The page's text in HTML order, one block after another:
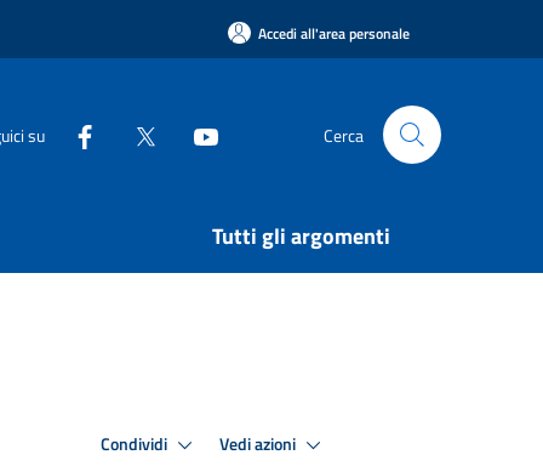
Accedi all'area personale
su Cerca
Tutti gli argomenti
Condividi Vedi azioni